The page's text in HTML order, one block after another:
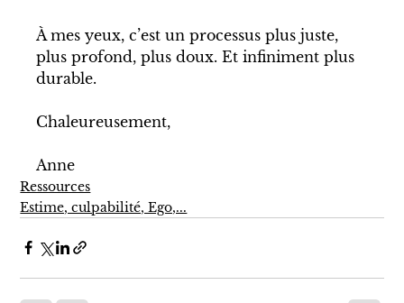
À mes yeux, c’est un processus plus juste,
plus profond, plus doux. Et infiniment plus
durable.
Chaleureusement,
Anne
Ressources
Estime, culpabilité, Ego,...